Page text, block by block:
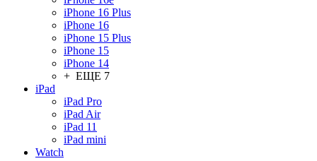
iPhone 16 Plus
iPhone 16
iPhone 15 Plus
iPhone 15
iPhone 14
+ ЕЩЕ 7
iPad
iPad Pro
iPad Air
iPad 11
iPad mini
Watch